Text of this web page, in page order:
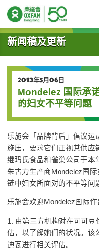
开始主要内容
新闻稿及更新
2013年5月06日
Mondelez 国际承
的妇女不平等问题
乐施会「品牌背后」倡议运
施压，要求它们正视其供应
继玛氏食品和雀巢公司于本
朱古力生产商Mondelez国
链中妇女所面对的不平等问
乐施会欢迎Mondelez国际作
1. 由第三方机构对在可可
估，以了解她们的状况。该
迪瓦进行相关评估。